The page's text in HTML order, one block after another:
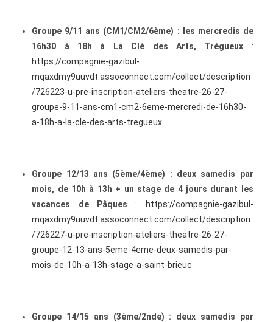
Groupe 9/11 ans (CM1/CM2/6ème) : les mercredis de
16h30 à 18h à La Clé des Arts, Trégueux :
https://compagnie-gazibul-
mqaxdmy9uuvdt.assoconnect.com/collect/description
/726223-u-pre-inscription-ateliers-theatre-26-27-
groupe-9-11-ans-cm1-cm2-6eme-mercredi-de-16h30-
a-18h-a-la-cle-des-arts-tregueux
Groupe 12/13 ans (5ème/4ème) : deux samedis par
mois, de 10h à 13h + un stage de 4 jours durant les
vacances de Pâques :
https://compagnie-gazibul-
mqaxdmy9uuvdt.assoconnect.com/collect/description
/726227-u-pre-inscription-ateliers-theatre-26-27-
groupe-12-13-ans-5eme-4eme-deux-samedis-par-
mois-de-10h-a-13h-stage-a-saint-brieuc
Groupe 14/15 ans (3ème/2nde) : deux samedis par